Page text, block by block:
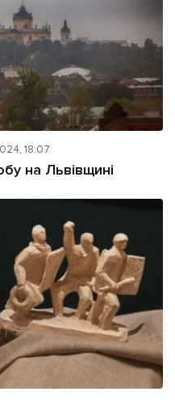
18:07
на Львівщині